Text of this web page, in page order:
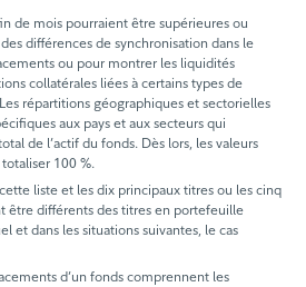
de mois pourraient être supérieures ou
différences de synchronisation dans le
ou pour montrer les liquidités
collatérales liées à certains types de
répartitions géographiques et sectorielles
aux pays et aux secteurs qui
de l’actif du fonds. Dès lors, les valeurs
100 %.
liste et les dix principaux titres ou les cinq
être différents des titres en portefeuille
et dans les situations suivantes, le cas
d’un fonds comprennent les